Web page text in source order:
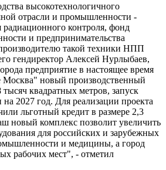
высокотехнологичного
отрасли и промышленности -
радиационного контроля, фонд
и предпринимательства
такой техники НПП
гендиректор Алексей Нурлыбаев,
предприятие в настоящее время
Москва" новый производственный
квадратных метров, запуск
на 2027 год. Для реализации проекта
льготный кредит в размере 2,3
новый комплекс позволит увеличить
для российских и зарубежных
и медицины, а город
рабочих мест", - отметил